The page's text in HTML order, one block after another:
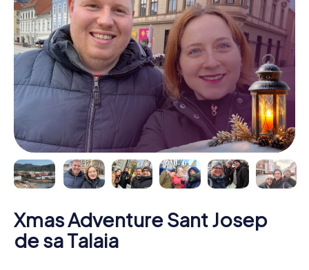
Xmas Adventure Sant Josep
de sa Talaia